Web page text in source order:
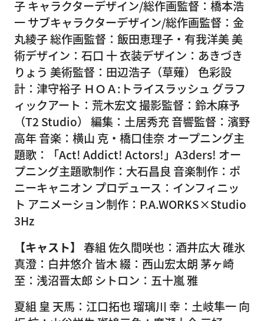
子 キャラクターデザイン/総作画監督：橋本浩
一 サブキャラクターデザイン/総作画監督：金
丸綾子 総作画監督：飯田恵理子・有我洋美 美
術デザイン：石口 十 衣装デザイン：あきづき
りょう 美術監督：田辺浩子（草薙） 色彩設
計：津守裕子 ＨＯＡ:トライスラッシュ グラフ
ィックアート：荒木宏文 撮影監督：鈴木麻予
（T2 Studio） 編集：土居秀充 音響監督：濱野
高年 音楽：横山 克・橋口佳奈 オープニング主
題歌：「Act! Addict! Actors!」A3ders! オー
プニング主題歌制作：大石昌良 音楽制作：ポ
ニーキャニオン プロデュース：インフィニッ
ト アニメーション制作：P.A.WORKS×Studio
3Hz
【キャスト】 春組 佐久間咲也：酒井広大 碓氷
真澄：白井悠介 皆木 綴：西山宏太朗 茅ヶ崎
至：浅沼晋太郎 シトロン：五十嵐 雅
夏組 皇 天馬：江口拓也 瑠璃川 幸：土岐隼一 向